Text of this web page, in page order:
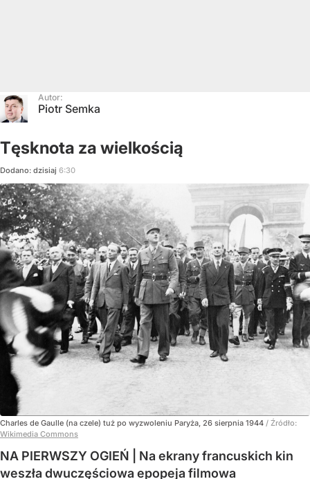
Autor:
Piotr Semka
Tęsknota za wielkością
Dodano: dzisiaj 6:30
Charles de Gaulle (na czele) tuż po wyzwoleniu Paryża, 26 sierpnia 1944 / Źródło:
Wikimedia Commons
NA PIERWSZY OGIEŃ | Na ekrany francuskich kin
weszła dwuczęściowa epopeja filmowa